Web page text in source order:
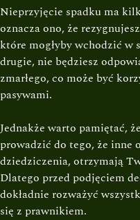
Nieprzyjęcie spadku ma
oznacza ono, że
które mogłyby wchodzić w
drugie, nie będziesz
zmarłego, co może być
pasywami.
Jednakże warto pamiętać,
prowadzić do tego, że inne
dziedziczenia, otrzymają
Dlatego przed podjęciem
dokładnie rozważyć
się z prawnikiem.